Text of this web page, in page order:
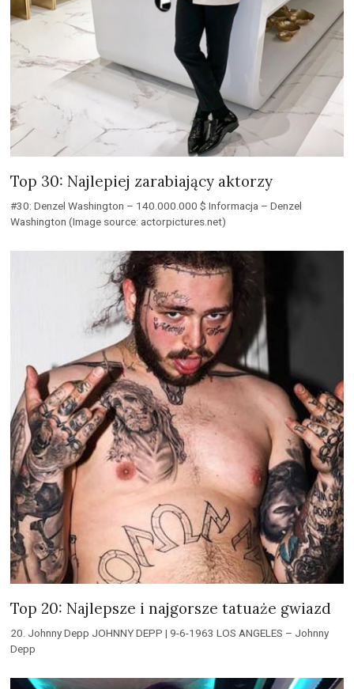
Top 30: Najlepiej zarabiający aktorzy
#30: Denzel Washington – 140.000.000 $ Informacja – Denzel
Washington (Image source: actorpictures.net)
Top 20: Najlepsze i najgorsze tatuaże gwiazd
20. Johnny Depp JOHNNY DEPP | 9-6-1963 LOS ANGELES – Johnny
Depp